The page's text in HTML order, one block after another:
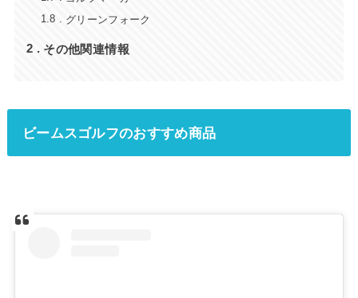
1.8 グリーンフォーク
2 その他関連情報
ビームスゴルフのおすすめ商品